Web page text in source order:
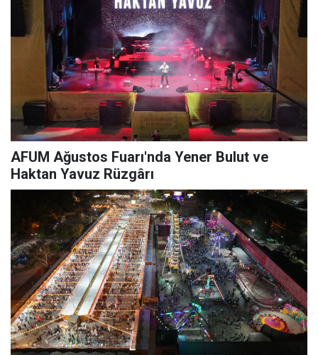
AFUM Ağustos Fuarı'nda Yener Bulut ve
Haktan Yavuz Rüzgârı